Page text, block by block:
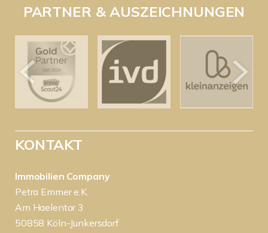
PARTNER & AUSZEICHNUNGEN
KONTAKT
Immobilien Company
Petra Emmer e.K.
Am Haelentor 3
50858 Köln-Junkersdorf